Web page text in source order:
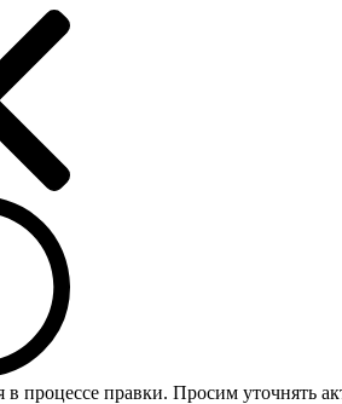
в процессе правки. Просим уточнять